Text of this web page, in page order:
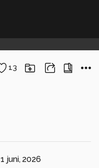
13
1 juni, 2026